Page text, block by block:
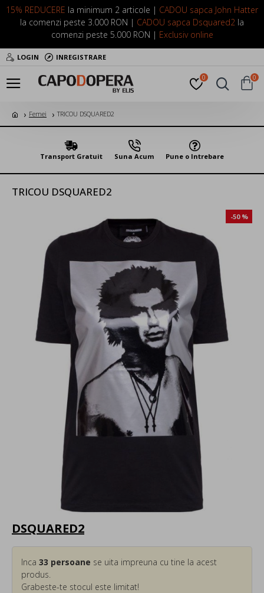
15% REDUCERE la minimum 2 articole | CADOU sapca John Hatter
la comenzi peste 3.000 RON | CADOU sapca Dsquared2 la
comenzi peste 5.000 RON | Exclusiv online
LOGIN INREGISTRARE
0 0
Femei TRICOU DSQUARED2
Transport Gratuit Suna Acum Pune o Intrebare
TRICOU DSQUARED2
-50 %
DSQUARED2
Inca 33 persoane se uita impreuna cu tine la acest
produs.
Grabeste-te stocul este limitat!